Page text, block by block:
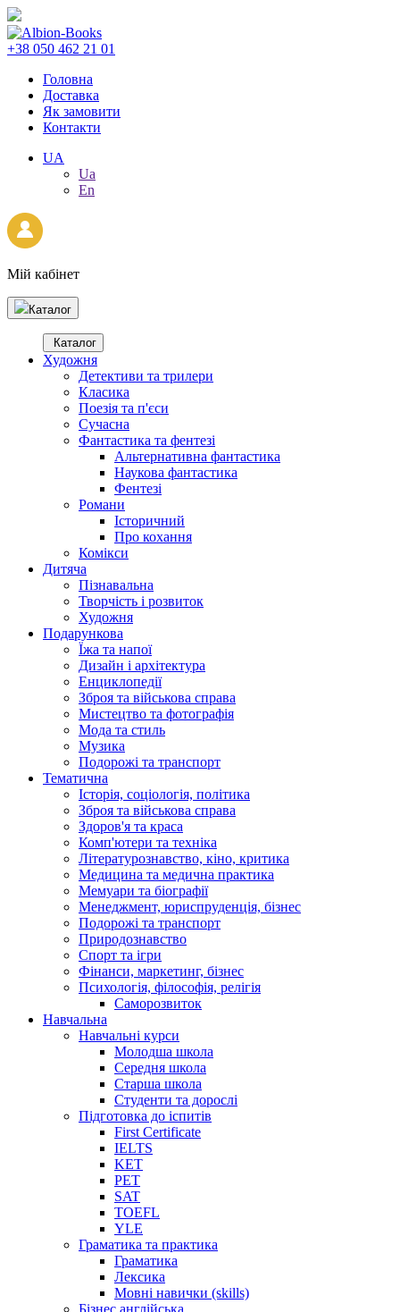
+38 050 462 21 01
Головна
Доставка
Як замовити
Контакти
UA
Ua
En
Мій кабінет
Каталог
Каталог
Художня
Детективи та трилери
Класика
Поезія та п'єси
Сучасна
Фантастика та фентезі
Альтернативна фантастика
Наукова фантастика
Фентезі
Романи
Історичний
Про кохання
Комікси
Дитяча
Пізнавальна
Творчість і розвиток
Художня
Подарункова
Їжа та напої
Дизайн і архітектура
Енциклопедії
Зброя та військова справа
Мистецтво та фотографія
Мода та стиль
Музика
Подорожі та транспорт
Тематична
Історія, соціологія, політика
Зброя та військова справа
Здоров'я та краса
Комп'ютери та техніка
Літературознавство, кіно, критика
Медицина та медична практика
Мемуари та біографії
Менеджмент, юриспруденція, бізнес
Подорожі та транспорт
Природознавство
Спорт та ігри
Фінанси, маркетинг, бізнес
Психологія, філософія, релігія
Саморозвиток
Навчальна
Навчальні курси
Молодша школа
Середня школа
Старша школа
Студенти та дорослі
Підготовка до іспитів
First Certificate
IELTS
KET
PET
SAT
TOEFL
YLE
Граматика та практика
Граматика
Лексика
Мовні навички (skills)
Бізнес англійська